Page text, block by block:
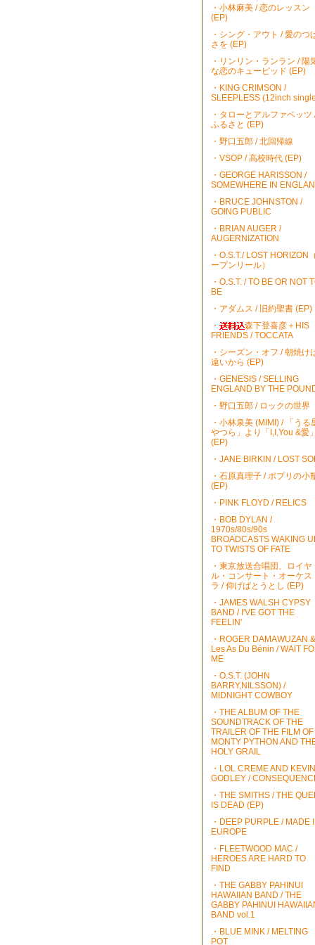
・小林麻美 / 恋のレッスン
(EP)
・シング・アウト / 愛のつ
さを (EP)
・リンリン・ランラン / 陽
な恋のキューピッド (EP)
・KING CRIMSON /
SLEEPLESS (12inch
・タローとアルファベッツ
ふるさと (EP)
・野口五郎 / 北回帰線
・VSOP / 高校時代 (EP)
・GEORGE HARISSON /
SOMEWHERE IN
・BRUCE JOHNSTON /
GOING PUBLIC
・BRIAN AUGER /
AUGERNIZATION
・O.S.T./ LOST HORIZON
ープンリール）
・O.S.T. / TO BE OR NOT
BE
・アダムス / 旧約聖書 (EP)
・
森下登喜彦＋HIS
FRIENDS / TOCCATA
・シーズン・オフ / 朝焼け
遠いから (EP)
・GENESIS / SELLING
ENGLAND BY THE
・野口五郎 / ロックの世界
・小林泉美 (MIMI) / 「うる
やつら」より「I,I,You &愛」
(EP)
・JANE BIRKIN / LOST
・石原真理子 / ポプリの小
(EP)
・PINK FLOYD / RELICS
・BOB DYLAN /
1970s/80s/90s
BROADCASTS WAKING
TO TWISTS OF FATE
・東京放送合唱団、ロイヤ
ル・コンサート・オーケス
ラ / 仰げばとうとし (EP)
・JAMES WALSH CYPSY
BAND / I'VE GOT THE
FEELIN'
・ROGER DAMAWUZAN &
Les As Du Bénin / WAIT
ME
・O.S.T. (JOHN
BARRY,NILSSON) /
MIDNIGHT COWBOY
・THE ALBUM OF THE
SOUNDTRACK OF THE
TRAILER OF THE FILM OF
MONTY PYTHON AND
HOLY GRAIL
・LOL CREME AND KEVIN
GODLEY /
・THE SMITHS / THE
IS DEAD (EP)
・DEEP PURPLE / MADE
EUROPE
・FLEETWOOD MAC /
HEROES ARE HARD TO
FIND
・THE GABBY PAHINUI
HAWAIIAN BAND / THE
GABBY PAHINUI
BAND vol.1
・BLUE MINK / MELTING
POT